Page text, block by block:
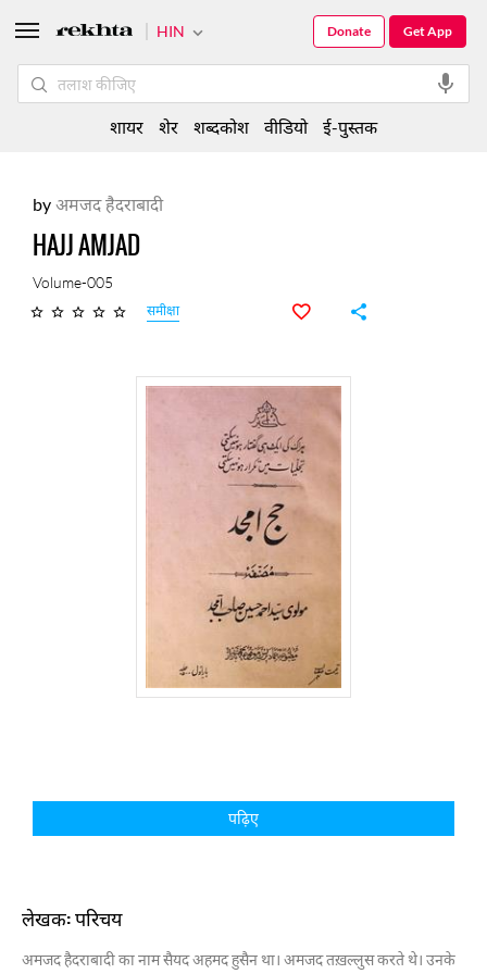
byअमजद हैदराबादी
HAJJ AMJAD
Volume-005
समीक्षा
पढ़िए
लेखक: परिचय
अमजद हैदराबादी का नाम सैयद अहमद हुसैन था। अमजद तख़ल्लुस करते थे। उनके
HIN Get App
Donate
शायर शेर शब्दकोश वीडियो ई-पुस्तक